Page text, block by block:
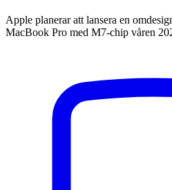
Apple planerar att lansera en
MacBook Pro med M7-chip våren